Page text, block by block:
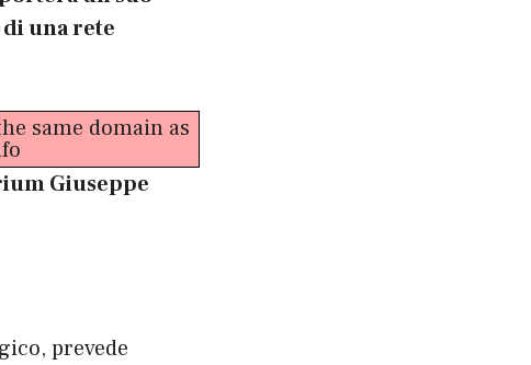
una rete
same domain as
Giuseppe
prevede